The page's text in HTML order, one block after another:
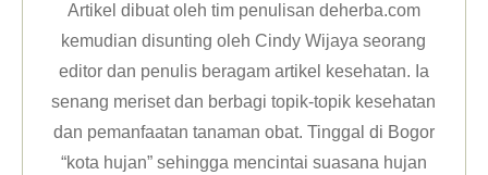
Artikel dibuat oleh tim penulisan deherba.com
kemudian disunting oleh Cindy Wijaya seorang
editor dan penulis beragam artikel kesehatan. Ia
senang meriset dan berbagi topik-topik kesehatan
dan pemanfaatan tanaman obat. Tinggal di Bogor
“kota hujan” sehingga mencintai suasana hujan